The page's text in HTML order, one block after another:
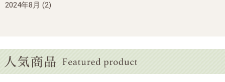
2024年8月 (2)